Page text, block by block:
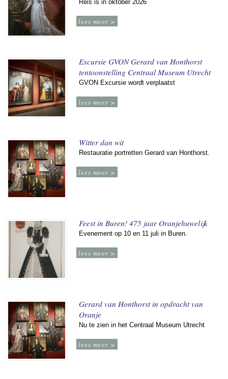
Reis is in oktober 2026
lees meer >
Excursie GVON Gerard van Honthorst
tentoonstelling Centraal Museum Utrecht
GVON Excursie wordt verplaatst
lees meer >
Witter dan wit
Restauratie portretten Gerard van Honthorst.
lees meer >
Feest in Buren! 475 jaar Oranjehuwelijk
Evenement op 10 en 11 juli in Buren.
lees meer >
Gerard van Honthorst in opdracht van
Oranje
Nu te zien in het Centraal Museum Utrecht
lees meer >